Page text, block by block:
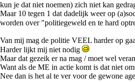
kun je dat niet noemen) zich niet kan
Maar 10 tegen 1 dat dadelijk weer op
worden over "politiegeweld en te hard
Van mij mag de politie VEEL harder op
Harder lijkt mij niet nodig
Maar dat gezeik er na mag / moet wel
Want als de ME in actie komt is dat niet
Nee dan is het al te ver voor de gewone